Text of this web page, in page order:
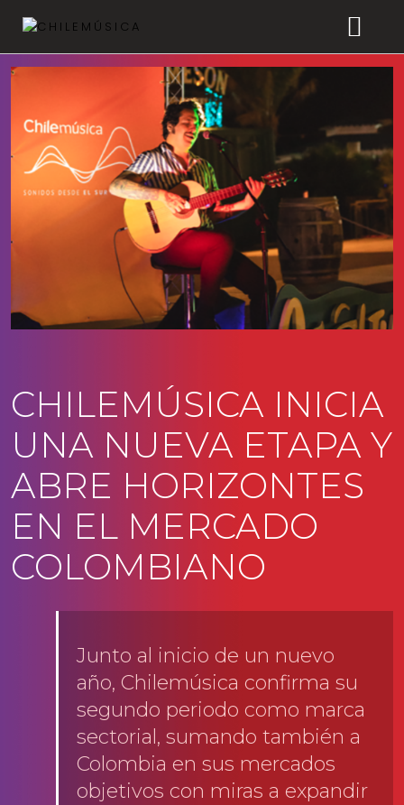
CHILEMÚSICA
NOTICIAS
EFEMÉRIDES
PLAYLISTS
ESTUDIOS
FAQ
CHILEMÚSICA INICIA
UNA NUEVA ETAPA Y
ABRE HORIZONTES
EN EL MERCADO
COLOMBIANO
Junto al inicio de un nuevo
año, Chilemúsica confirma su
segundo periodo como marca
sectorial, sumando también a
Colombia en sus mercados
objetivos con miras a expandir